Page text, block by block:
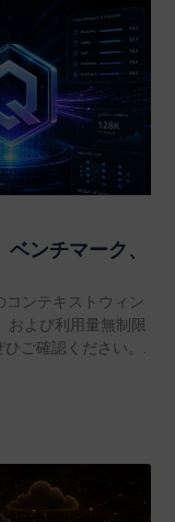
ンチマーク、
ンテキストウィン
および利用量無制限
ご確認ください。.